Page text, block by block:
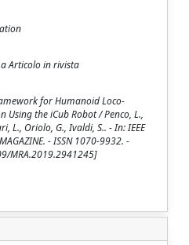
Articolo in rivista
for Humanoid Loco-
the iCub Robot / Penco, L.,
L., Oriolo, G., Ivaldi, S.. - In: IEEE
- ISSN 1070-9932. -
MRA.2019.2941245]